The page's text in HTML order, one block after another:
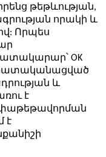
թեթևության,
որակի և
Որպես
OK
և
է
է